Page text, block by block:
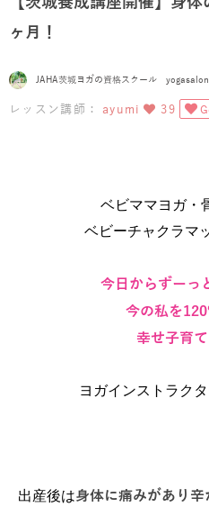
ヶ月！
JAHA茨城ヨガの資格スクール
レッスン講師： ayumi 39
ベビママヨガ・
ベビーチャクラマ
今日からずーっ
今の私を
幸せ子育
ヨガインストラク
出産後は身体に痛みがあり